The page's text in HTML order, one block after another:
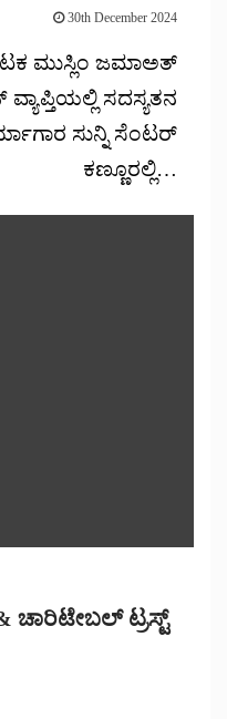
30th December 2024
ಮುಸ್ಲಿಂ ಜಮಾಅತ್
ಸದಸ್ಯತನ
ಸುನ್ನಿ ಸೆಂಟರ್
ಕಣ್ಣೂರಲ್ಲಿ…
ಚಾರಿಟೇಬಲ್ ಟ್ರಸ್ಟ್